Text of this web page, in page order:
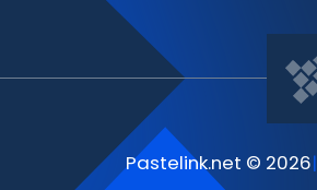
Pastelink.net © 2026|